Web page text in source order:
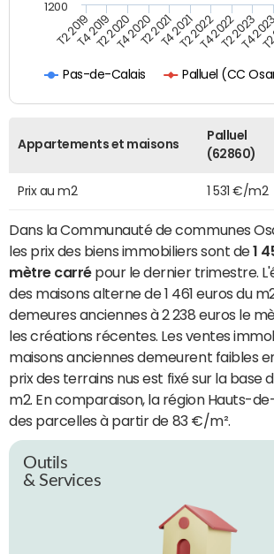
Pas-de-Calais Palluel (CC
T2 2019T4 2019T2 2020T4 2020T2 2021T4 2021T2 2022T4 2022T2 2023
T4
1200
Appartements et maisons
Palluel
(62860)
Prix au m2 1 531 €/m2
Dans la Communauté de communes
les prix des biens immobiliers sont de1
mètre carrépour le dernier trimestre.
des maisons alterne de 1 461 euros du
demeures anciennes à 2 238 euros le
les créations récentes. Les ventes
maisons anciennes demeurent faibles
prix des terrains nus est fixé sur la base
m2. En comparaison, la région Hauts-
des parcelles à partir de 83 €/m².
Outils
& Services